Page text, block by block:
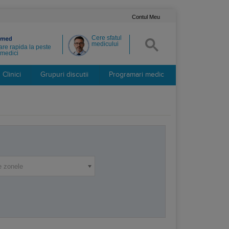
Contul Meu
Cere sfatul
medicului
rapida la peste
Clinici Grupuri discutii Programari medic
zonele